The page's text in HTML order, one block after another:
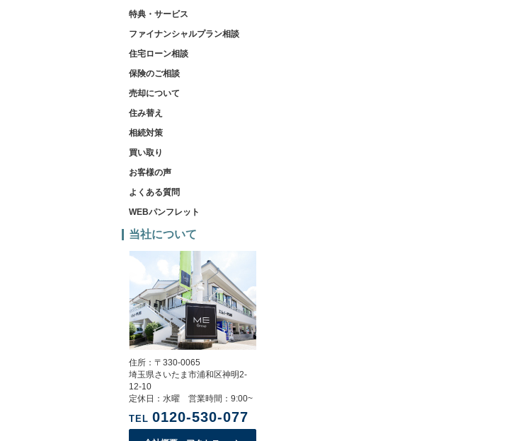
特典・サービス
ファイナンシャルプラン相談
住宅ローン相談
保険のご相談
売却について
住み替え
相続対策
買い取り
お客様の声
よくある質問
WEBパンフレット
当社について
住所：〒330-0065
埼玉県さいたま市浦和区神明2-
12-10
定休日：水曜 営業時間：9:00~
TEL 0120-530-077